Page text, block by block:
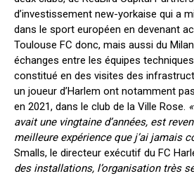
d’investissement new-yorkaise qui a
dans le sport européen en devenant
Toulouse FC donc, mais aussi du
échanges entre les équipes
constitué en des visites des
un joueur d’Harlem ont notamment
en 2021, dans le club de la Ville Rose.
avait une vingtaine d’années, est
meilleure expérience que j’ai jamais
Smalls, le directeur exécutif du FC
des installations, l’organisation très